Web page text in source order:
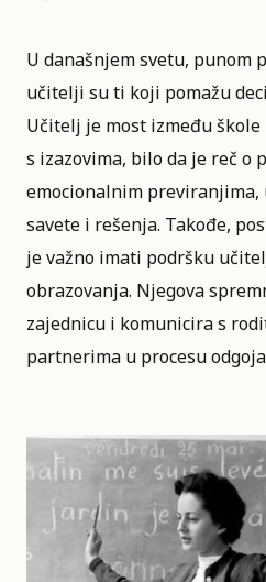
U današnjem svetu, punom
učitelji su ti koji pomažu
Učitelj je most između škole
s izazovima, bilo da je reč o
emocionalnim
savete i rešenja. Takođe,
je važno imati podršku
obrazovanja. Njegova
zajednicu i komunicira s
partnerima u procesu